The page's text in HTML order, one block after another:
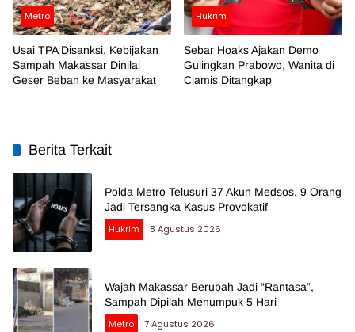
Metro
Usai TPA Disanksi, Kebijakan
Sampah Makassar Dinilai
Geser Beban ke Masyarakat
Hukrim
Sebar Hoaks Ajakan Demo
Gulingkan Prabowo, Wanita di
Ciamis Ditangkap
Berita Terkait
Polda Metro Telusuri 37 Akun Medsos, 9 Orang
Jadi Tersangka Kasus Provokatif
Hukrim
8 Agustus 2026
Wajah Makassar Berubah Jadi “Rantasa”,
Sampah Dipilah Menumpuk 5 Hari
Metro
7 Agustus 2026